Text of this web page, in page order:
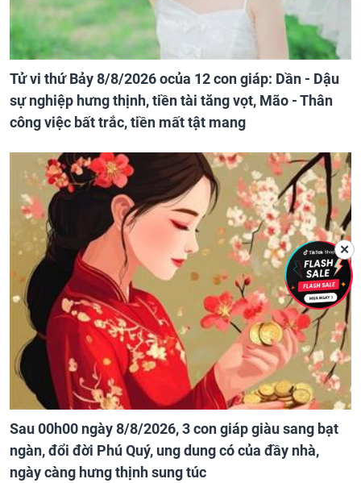
Tử vi thứ Bảy 8/8/2026 ocủa 12 con giáp: Dần - Dậu
sự nghiệp hưng thịnh, tiền tài tăng vọt, Mão - Thân
công việc bất trắc, tiền mất tật mang
Sau 00h00 ngày 8/8/2026, 3 con giáp giàu sang bạt
ngàn, đổi đời Phú Quý, ung dung có của đầy nhà,
ngày càng hưng thịnh sung túc
✕